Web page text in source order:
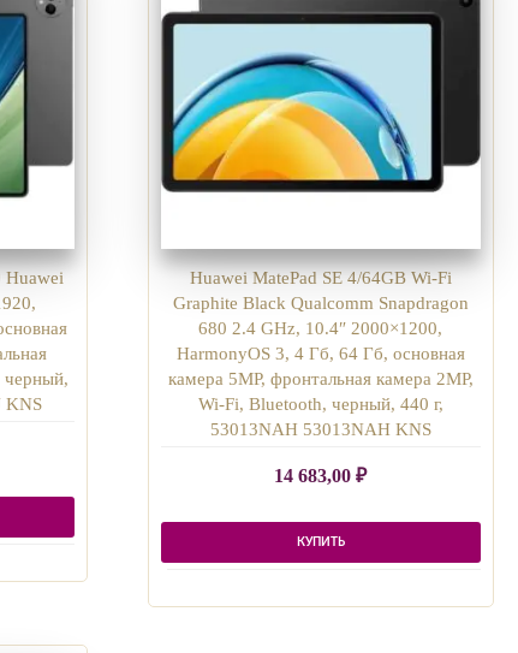
Huawei
черный,
KNS
Huawei MatePad SE 4/64GB Wi-Fi
Graphite Black Qualcomm Snapdragon
680 2.4 GHz, 10.4″ 2000×1200,
HarmonyOS 3, 4 Гб, 64 Гб, основная
камера 5MP, фронтальная камера 2MP,
Wi-Fi, Bluetooth, черный, 440 г,
53013NAH 53013NAH KNS
14 683,00₽
КУПИТЬ